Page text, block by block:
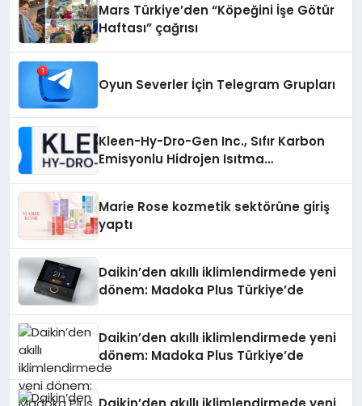
Mars Türkiye’den “Köpeğini İşe Götür
Haftası” çağrısı
Oyun Severler İçin Telegram Grupları
Kleen-Hy-Dro-Gen Inc., Sıfır Karbon
Emisyonlu Hidrojen Isıtma
Marie Rose kozmetik sektörüne giriş
yaptı
Daikin’den akıllı iklimlendirmede yeni
dönem: Madoka Plus Türkiye’de
Daikin’den akıllı iklimlendirmede yeni
dönem: Madoka Plus Türkiye’de